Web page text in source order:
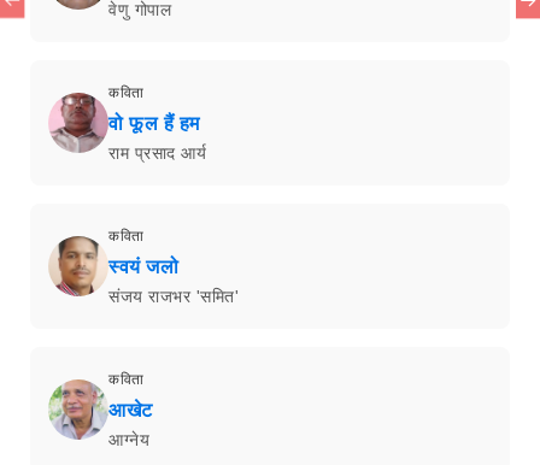
वेणु गोपाल
कविता
वो फूल हैं हम
राम प्रसाद आर्य
कविता
स्वयं जलो
संजय राजभर 'समित'
कविता
आखेट
आग्नेय